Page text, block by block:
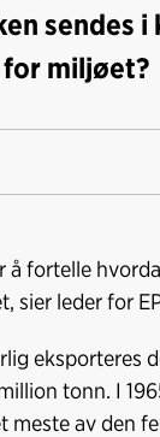
sendes i
miljøet?
fortelle
sier leder for
eksporteres
tonn. I
av den